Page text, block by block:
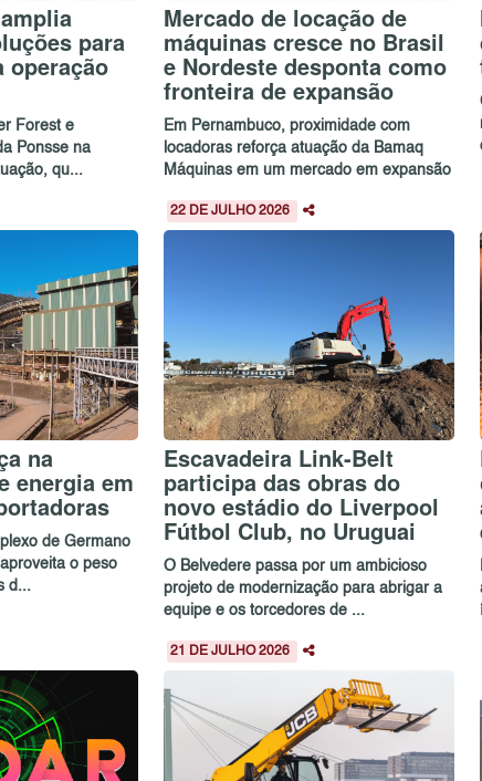
para
operação
Forest e
Ponsse na
qu...
Mercado de locação de
máquinas cresce no Brasil
e Nordeste desponta como
fronteira de expansão
Em Pernambuco, proximidade com
locadoras reforça atuação da Bamaq
Máquinas em um mercado em expansão
na
energia em
de Germano
o peso
d...
22 DE JULHO 2026
Escavadeira Link-Belt
participa das obras do
novo estádio do Liverpool
Fútbol Club, no Uruguai
O Belvedere passa por um ambicioso
projeto de modernização para abrigar a
equipe e os torcedores de ...
21 DE JULHO 2026